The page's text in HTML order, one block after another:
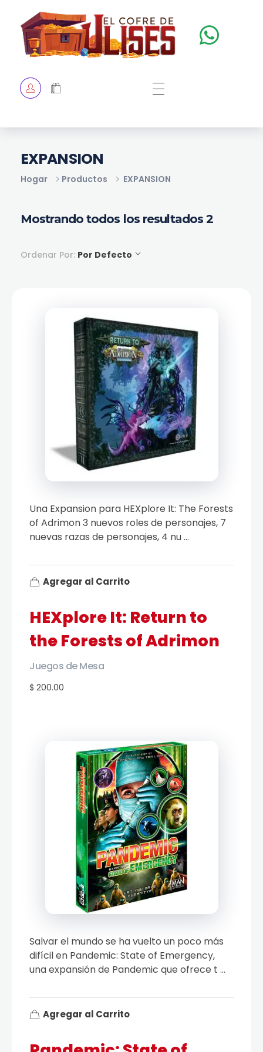
TIENDA
Hogar Productos EXPANSION
EXPANSION
Mostrando todos los resultados 2
Ordenar Por: Por Defecto
HEXplore It: Return to
the Forests of Adrimon
$ 200.00
Juegos de Mesa
Una Expansion para HEXplore It: The Forests
of Adrimon 3 nuevos roles de personajes, 7
nuevas razas de personajes, 4 nu ...
Agregar al Carrito
Salvar el mundo se ha vuelto un poco más
difícil en Pandemic: State of Emergency,
una expansión de Pandemic que ofrece t ...
Agregar al Carrito